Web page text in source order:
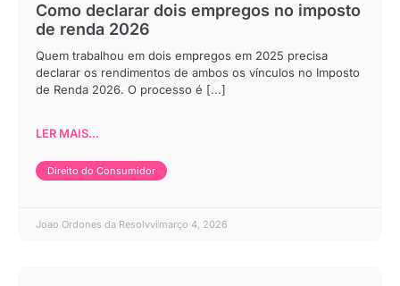
Como declarar dois empregos no imposto
de renda 2026
Quem trabalhou em dois empregos em 2025 precisa
declarar os rendimentos de ambos os vínculos no Imposto
de Renda 2026. O processo é [...]
LER MAIS...
Direito do Consumidor
Joao Ordones da Resolvvi março 4, 2026